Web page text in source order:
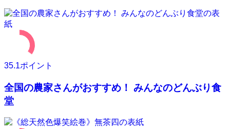
35.1ポイント
全国の農家さんがおすすめ！ みんなのどんぶり食
堂